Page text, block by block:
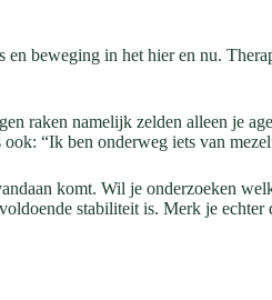
beweging in het hier en nu.
raken namelijk zelden alleen je
“Ik ben onderweg iets van
komt. Wil je onderzoeken
stabiliteit is. Merk je